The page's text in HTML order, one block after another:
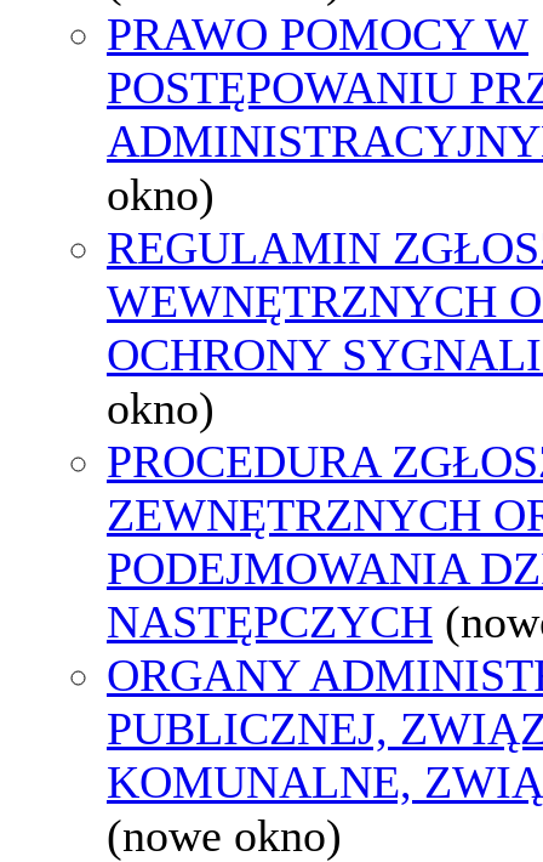
PRAWO POMOCY W
POSTĘPOWANIU
okno)
REGULAMIN
WEWNĘTRZNYCH
OCHRONY
okno)
PROCEDURA
ZEWNĘTRZNYCH
PODEJMOWANIA
NASTĘPCZYCH
ORGANY
PUBLICZNEJ,
KOMUNALNE,
(nowe okno)